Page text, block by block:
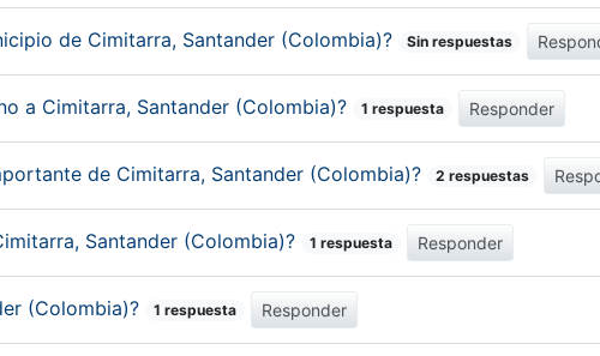
de Cimitarra, Santander (Colombia)? Sin respuestas
a Cimitarra, Santander (Colombia)? 1 respuesta Responder
de Cimitarra, Santander (Colombia)? 2 respuestas
Santander (Colombia)? 1 respuesta Responder
(Colombia)? 1 respuesta Responder